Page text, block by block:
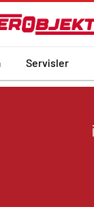
Servisler